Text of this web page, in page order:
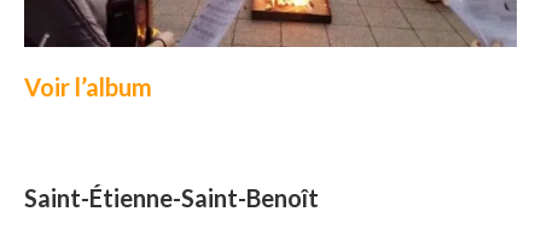
Voir l’album
Saint-Étienne-Saint-Benoît